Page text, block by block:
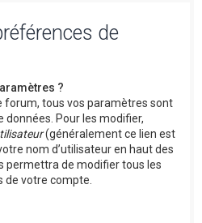
de
?
forum, tous vos paramètres sont
données. Pour les modifier,
(généralement ce lien est
nom d’utilisateur en haut des
permettra de modifier tous les
votre compte.